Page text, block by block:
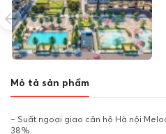
Mô tả sản phẩm
– Suất ngoại giao căn hộ Hà nội
38%.